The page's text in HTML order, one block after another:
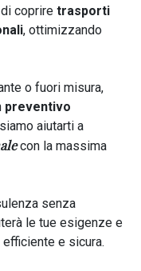
coprire trasporti
, ottimizzando
o fuori misura,
preventivo
aiutarti a
con la massima
senza
le tue esigenze e
e sicura.